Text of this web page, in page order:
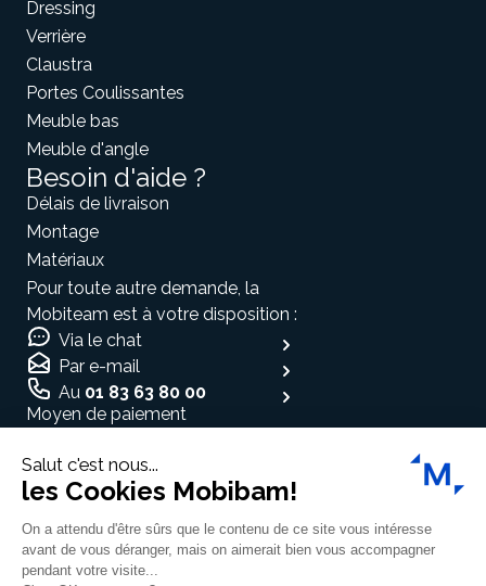
Dressing
Verrière
Claustra
Portes Coulissantes
Meuble bas
Meuble d'angle
Besoin d'aide ?
Délais de livraison
Montage
Matériaux
Pour toute autre demande, la
Mobiteam est à votre disposition :
Via le chat
Par e-mail
Au 01 83 63 80 00
Moyen de paiement
Espace médias
Traitement des données
Salut c'est nous...
les Cookies Mobibam!
On a attendu d'être sûrs que le contenu de ce site vous intéresse
avant de vous déranger, mais on aimerait bien vous accompagner
pendant votre visite...